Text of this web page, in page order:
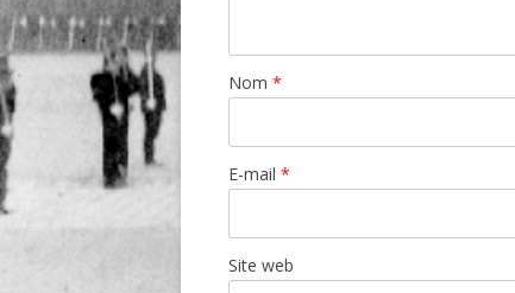
Nom *
E-mail *
Site web